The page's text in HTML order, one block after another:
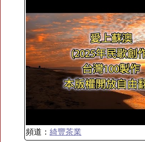
頻道： 綺豐茶業